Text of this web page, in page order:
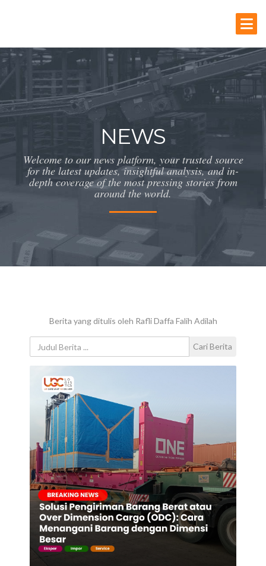
NEWS
Welcome to our news platform, your trusted source
for the latest updates, insightful analysis, and in-
depth coverage of the most pressing stories from
around the world.
Berita yang ditulis oleh Rafli Daffa Falih Adilah
Cari Berita